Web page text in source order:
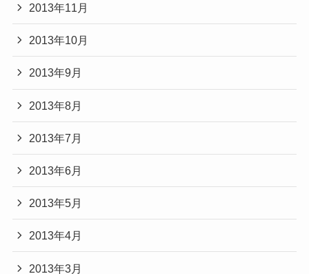
2013年11月
2013年10月
2013年9月
2013年8月
2013年7月
2013年6月
2013年5月
2013年4月
2013年3月